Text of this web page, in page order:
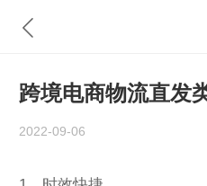
跨境电商物流直发
2022-09-06